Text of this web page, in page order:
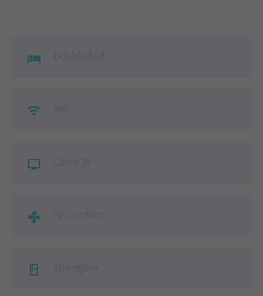
 Double bed
 Wifi
 Cable TV
 Air condition
 Strongbox